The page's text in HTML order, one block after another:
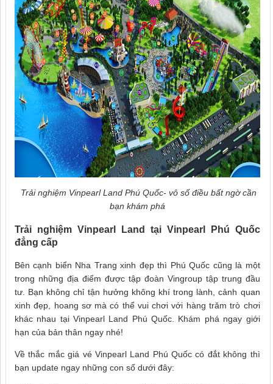
Trải nghiệm Vinpearl Land Phú Quốc- vô số điều bất ngờ cần
bạn khám phá
Trải nghiệm Vinpearl Land tại Vinpearl Phú Quốc
đẳng cấp
Bên cạnh biển Nha Trang xinh đẹp thì Phú Quốc cũng là một
trong những địa điểm được tập đoàn Vingroup tập trung đầu
tư. Bạn không chỉ tận hưởng không khí trong lành, cảnh quan
xinh đẹp, hoang sơ mà có thể vui chơi với hàng trăm trò chơi
khác nhau tại Vinpearl Land Phú Quốc. Khám phá ngay giới
hạn của bản thân ngay nhé!
Về thắc mắc giá vé Vinpearl Land Phú Quốc có đắt không thì
bạn update ngay những con số dưới đây: